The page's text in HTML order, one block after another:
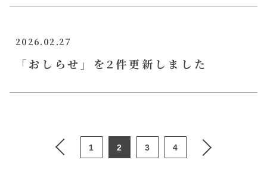
2026.02.27
「おしらせ」を2件更新しました
1 2 3 4